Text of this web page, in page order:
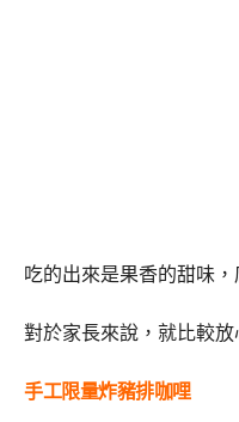
吃的出來是果香的甜味，
對於家長來說，就比較放
手工限量炸豬排咖哩